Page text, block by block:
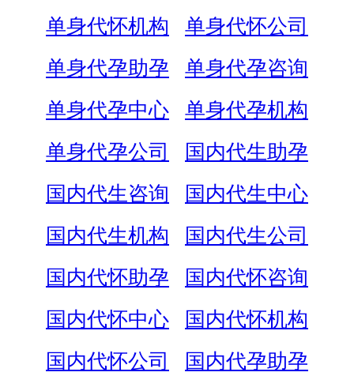
单身代怀机构
单身代怀公司
单身代孕助孕
单身代孕咨询
单身代孕中心
单身代孕机构
单身代孕公司
国内代生助孕
国内代生咨询
国内代生中心
国内代生机构
国内代生公司
国内代怀助孕
国内代怀咨询
国内代怀中心
国内代怀机构
国内代怀公司
国内代孕助孕